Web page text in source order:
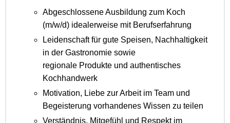
Abgeschlossene Ausbildung zum Koch
(m/w/d) idealerweise mit Berufserfahrung
Leidenschaft für gute Speisen, Nachhaltigkeit
in der Gastronomie sowie
regionale Produkte und authentisches
Kochhandwerk
Motivation, Liebe zur Arbeit im Team und
Begeisterung vorhandenes Wissen zu teilen
Verständnis, Mitgefühl und Respekt im